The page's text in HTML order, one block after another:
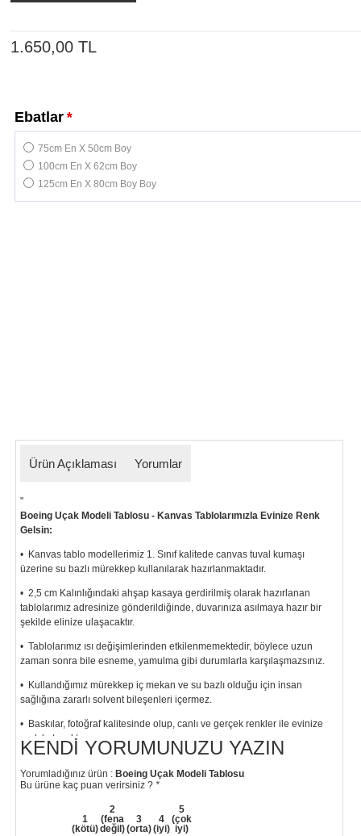
1.650,00 TL
*
Ebatlar
75cm En X 50cm Boy
100cm En X 62cm Boy
125cm En X 80cm Boy Boy
Ürün Açıklaması Yorumlar
"
Boeing Uçak Modeli Tablosu - Kanvas Tablolarımızla Evinize Renk
Gelsin:
• Kanvas tablo modellerimiz 1. Sınıf kalitede canvas tuval kumaşı
üzerine su bazlı mürekkep kullanılarak hazırlanmaktadır.
• 2,5 cm Kalınlığındaki ahşap kasaya gerdirilmiş olarak hazırlanan
tablolarımız adresinize gönderildiğinde, duvarınıza asılmaya hazır bir
şekilde elinize ulaşacaktır.
• Tablolarımız ısı değişimlerinden etkilenmemektedir, böylece uzun
zaman sonra bile esneme, yamulma gibi durumlarla karşılaşmazsınız.
• Kullandığımız mürekkep iç mekan ve su bazlı olduğu için insan
sağlığına zararlı solvent bileşenleri içermez.
• Baskılar, fotoğraf kalitesinde olup, canlı ve gerçek renkler ile evinize
renk katacaktır.
KENDI YORUMUNUZU YAZIN
Yorumladığınız ürün : Boeing Uçak Modeli Tablosu
Bu ürüne kaç puan verirsiniz ? *
1
(kötü)
2
(fena
değil)
3
(orta)
4
(iyi)
5
(çok
iyi)